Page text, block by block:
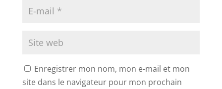
Enregistrer mon nom, mon e-mail et mon
site dans le navigateur pour mon prochain